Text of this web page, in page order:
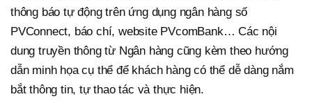
thông báo tự động trên ứng dụng ngân hàng số
PVConnect, báo chí, website PVcomBank… Các nội
dung truyền thông từ Ngân hàng cũng kèm theo hướng
dẫn minh họa cụ thể để khách hàng có thể dễ dàng nắm
bắt thông tin, tự thao tác và thực hiện.